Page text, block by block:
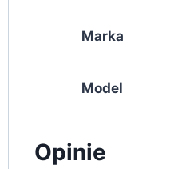
Marka
Model
Opinie